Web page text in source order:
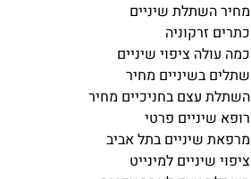
מחיר השתלת שיניים
כתרים זרקוניה
כמה עולה ציפוי שיניים
שתלים בשיניים מחיר
השתלת עצם בחניכיים מחיר
רופא שיניים פרטי
מרפאת שיניים בתל אביב
ציפוי שיניים למינייט